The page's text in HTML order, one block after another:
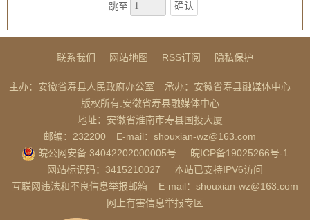
跳至 确认
联系我们 网站地图 RSS订阅 隐私保护
主办：安徽省寿县人民政府办公室
承办：安徽省寿县融媒体中心
版权所有:安徽省寿县融媒体中心
地址：安徽省淮南市寿县国投大厦
邮编：232200
E-mail：shouxian-wz@163.com
皖公网安备 34042202000005号
皖ICP备19025266号-1
网站标识码：3415210027
本站已支持IPV6访问
互联网违法和不良信息举报邮箱
E-mail：shouxian-wz@163.com
网上有害信息举报专区